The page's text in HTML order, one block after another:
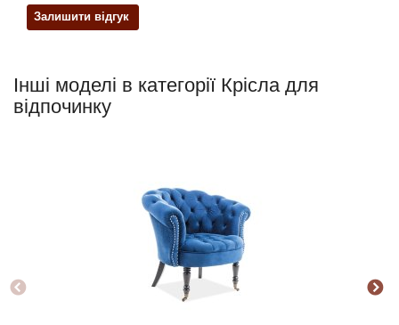
Залишити відгук
Інші моделі в категорії Крісла для
відпочинку